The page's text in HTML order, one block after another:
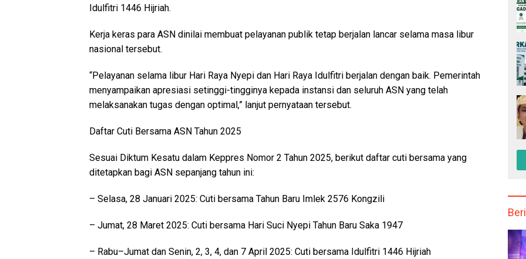
Idulfitri 1446 Hijriah.
Kerja keras para ASN dinilai membuat pelayanan publik tetap berjalan lancar selama masa libur
nasional tersebut.
“Pelayanan selama libur Hari Raya Nyepi dan Hari Raya Idulfitri berjalan dengan baik. Pemerintah
menyampaikan apresiasi setinggi-tingginya kepada instansi dan seluruh ASN yang telah
melaksanakan tugas dengan optimal,” lanjut pernyataan tersebut.
Daftar Cuti Bersama ASN Tahun 2025
Sesuai Diktum Kesatu dalam Keppres Nomor 2 Tahun 2025, berikut daftar cuti bersama yang
ditetapkan bagi ASN sepanjang tahun ini:
– Selasa, 28 Januari 2025: Cuti bersama Tahun Baru Imlek 2576 Kongzili
– Jumat, 28 Maret 2025: Cuti bersama Hari Suci Nyepi Tahun Baru Saka 1947
– Rabu–Jumat dan Senin, 2, 3, 4, dan 7 April 2025: Cuti bersama Idulfitri 1446 Hijriah